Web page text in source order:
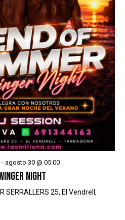
- agosto 30 @ 05:00
NIGHT
SERRALLERS 25, El Vendrell,